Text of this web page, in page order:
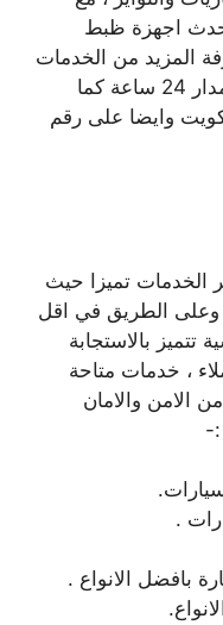
اجهزة ظبط
المزيد من الخدمات
يمكنكم التواصل معنا هاتفيا على مدار 24 ساعة كما
وايضا على رقم
الخدمات تميزا حيث
وعلى الطريق في اقل
بالاستجابة
، خدمات متاحة
الامن والامان
:-
.
بافضل الانواع .